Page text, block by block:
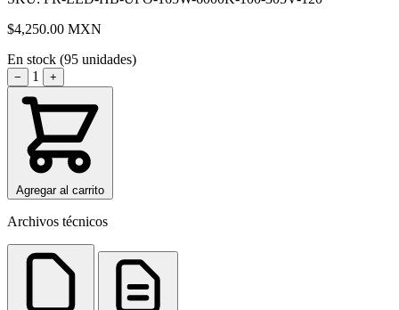
$4,250.00 MXN
En stock (95 unidades)
− 1 +
Agregar al carrito
Archivos técnicos